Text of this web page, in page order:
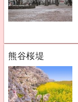
熊谷桜堤